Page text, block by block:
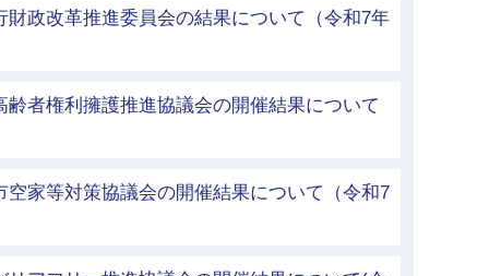
財政改革推進委員会の結果について（令和7年
齢者権利擁護推進協議会の開催結果について
家等対策協議会の開催結果について（令和7